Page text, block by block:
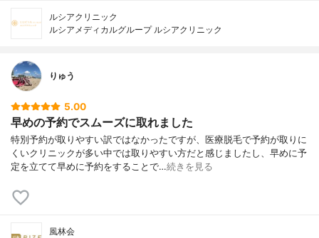
ルシアクリニック
ルシアメディカルグループ ルシアクリニック
りゅう
5.00
早めの予約でスムーズに取れました
特別予約が取りやすい訳ではなかったですが、医療脱毛で予約が取りに
くいクリニックが多い中では取りやすい方だと感じましたし、早めに予
定を立てて早めに予約をすることで…続きを見る
風林会